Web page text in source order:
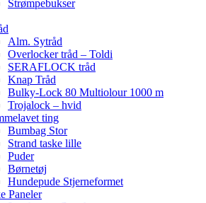
Strømpebukser
Alm. Sytråd
Overlocker tråd – Toldi
SERAFLOCK tråd
Knap Tråd
Bulky-Lock 80 Multiolour 1000 m
Trojalock – hvid
ting
Bumbag Stor
Strand taske lille
Puder
Børnetøj
Hundepude Stjerneformet
Paneler